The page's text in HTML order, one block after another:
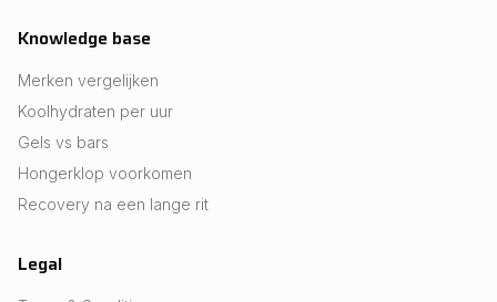
Knowledge base
Merken vergelijken
Koolhydraten per uur
Gels vs bars
Hongerklop voorkomen
Recovery na een lange rit
Legal